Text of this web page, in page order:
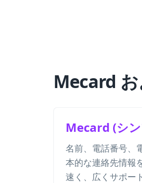
Mecard お
Mecard (シ
名前、電話番号、
本的な連絡先情報
速く、広くサポー